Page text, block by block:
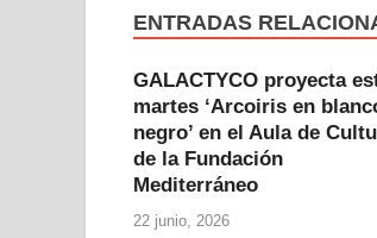
ENTRADAS
GALACTYCO proyecta
martes ‘Arcoiris en
negro’ en el Aula de
de la Fundación
Mediterráneo
22 junio, 2026